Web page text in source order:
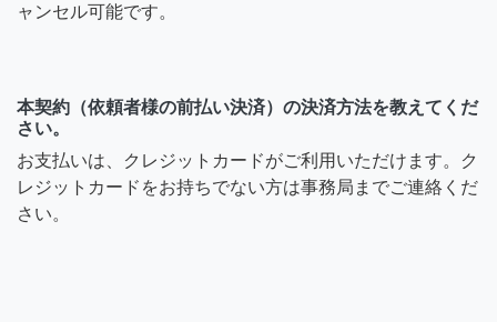
ャンセル可能です。
本契約（依頼者様の前払い決済）の決済方法を教えてくだ
さい。
お支払いは、クレジットカードがご利用いただけます。ク
レジットカードをお持ちでない方は事務局までご連絡くだ
さい。